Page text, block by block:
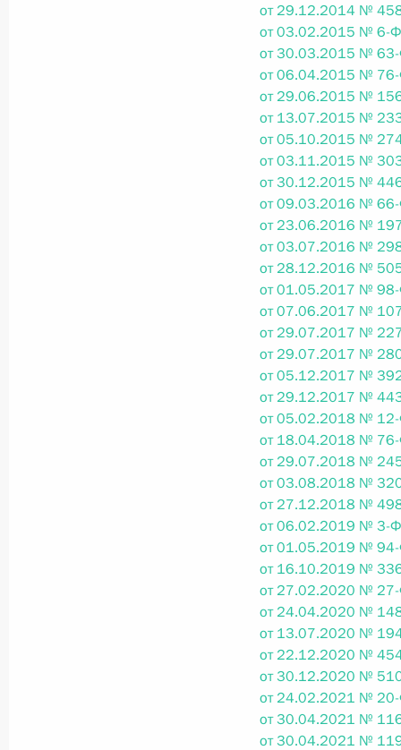
Федеральный закон от
О внесении изменений в Кодекс
Федерального закона «Об обеспечении
Федеральный закон от
О внесении изменений в Кодекс
Федеральный закон от
О внесении изменения в статью 6
Федеральный закон от
О внесении изменений в статью 9.21
Федеральный закон от
О ратификации Соглашения между
Республики Беларусь о сотрудничестве
от 29.12.2014 №
от 03.02.2015 № 6-
от 30.03.2015 №
от 06.04.2015 №
от 29.06.2015 №
от 13.07.2015 №
от 05.10.2015 №
от 03.11.2015 №
от 30.12.2015 №
от 09.03.2016 №
от 23.06.2016 №
от 03.07.2016 №
от 28.12.2016 №
от 01.05.2017 №
от 07.06.2017 №
от 29.07.2017 №
от 29.07.2017 №
от 05.12.2017 №
от 29.12.2017 №
от 05.02.2018 №
от 18.04.2018 №
от 29.07.2018 №
от 03.08.2018 №
от 27.12.2018 №
от 06.02.2019 № 3-
от 01.05.2019 №
от 16.10.2019 №
от 27.02.2020 №
от 24.04.2020 №
от 13.07.2020 №
от 22.12.2020 №
от 30.12.2020 №
от 24.02.2021 №
от 30.04.2021 №
от 30.04.2021 №